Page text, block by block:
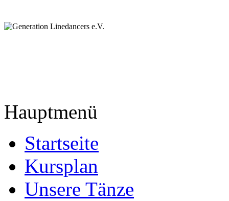
Hauptmenü
Startseite
Kursplan
Unsere Tänze